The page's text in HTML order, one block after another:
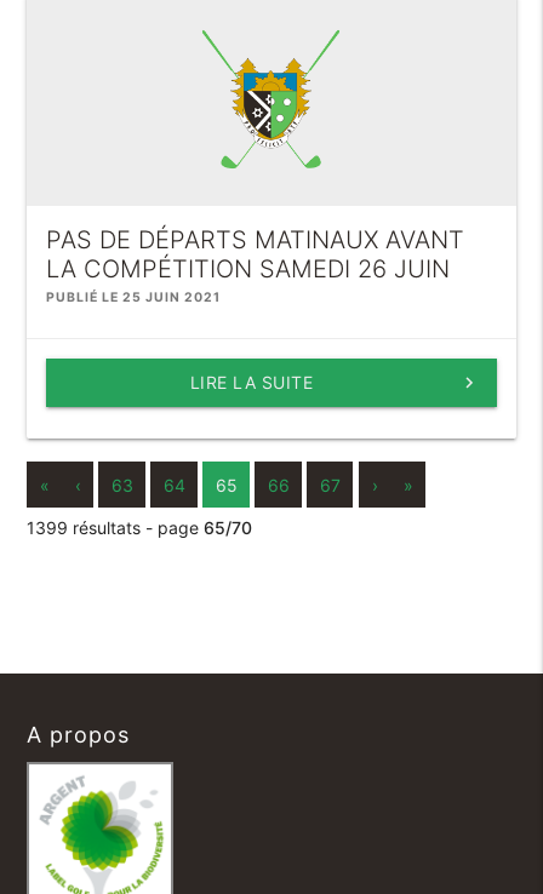
PAS DE DÉPARTS MATINAUX AVANT
LA COMPÉTITION SAMEDI 26 JUIN
PUBLIÉ LE 25 JUIN 2021
keyboard_arrow_right
LIRE LA SUITE
« ‹ 63 64 65 66 67 › »
1399 résultats - page65/70
A propos